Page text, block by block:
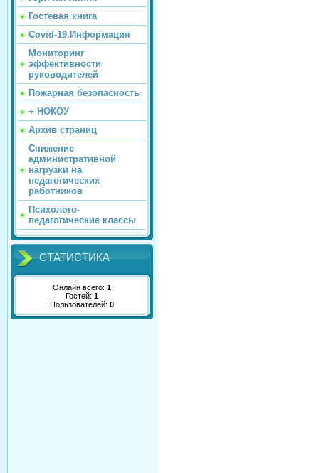
Гостевая книга
Covid-19.Информация
Мониторинг
эффективности
руководителей
Пожарная безопасность
+ НОКОУ
Архив страниц
Снижение
административной
нагрузки на
педагогических
работников
Психолого-
педагогические классы
СТАТИСТИКА
Онлайн всего: 1
Гостей: 1
Пользователей: 0